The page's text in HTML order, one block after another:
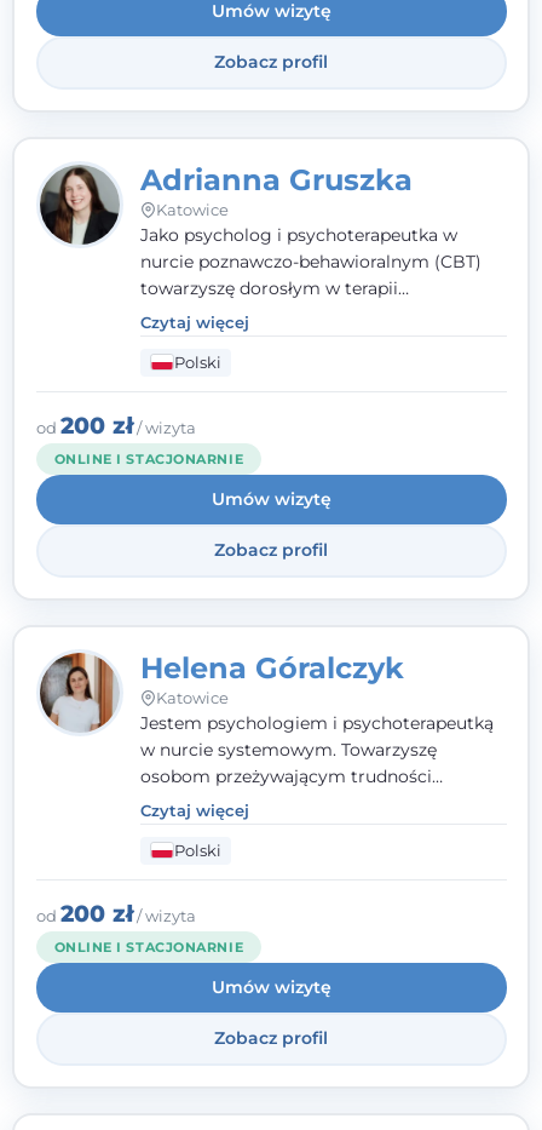
Umów wizytę
Zobacz profil
Adrianna Gruszka
Katowice
Jako psycholog i psychoterapeutka w
nurcie poznawczo-behawioralnym (CBT)
towarzyszę dorosłym w terapii
indywidualnej oraz nastolatkom od 15. roku
życia. Zależy mi, by naprawdę usłyszeć, z
czym do mnie przychodzisz, i dobrać
sposób pracy do Ciebie - bez gotowych
schematów i bez oceniania.
Czytaj więcej
Polski
od 200 zł/ wizyta
ONLINE I STACJONARNIE
Umów wizytę
Zobacz profil
Helena Góralczyk
Katowice
Jestem psychologiem i psychoterapeutką
w nurcie systemowym. Towarzyszę
osobom przeżywającym trudności
emocjonalne, relacyjne albo znajdującym
się w kryzysie. Liczy się dla mnie
autentyczna, oparta na zaufaniu relacja
oraz przestrzeń, w której każdy poczuje się
wysłuchany i potraktowany z szacunkiem.
Czytaj więcej
Polski
od 200 zł/ wizyta
ONLINE I STACJONARNIE
Umów wizytę
Zobacz profil